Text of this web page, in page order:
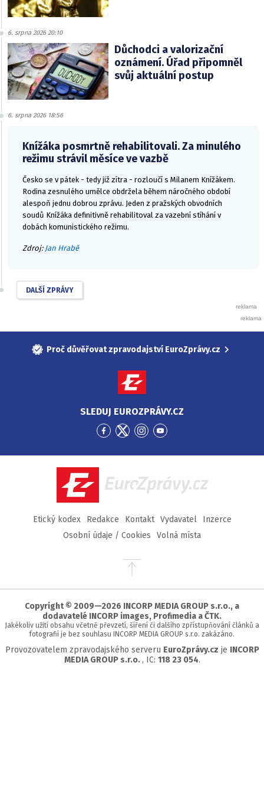
6. srpna 2026 20:10
Důchodci a valorizační
oznámení. Úřad připomněl
svůj aktuální postup
6. srpna 2026 18:56
Knížáka posmrtně rehabilitovali. Za minulého
režimu strávil měsíce ve vazbě
Česko se v pátek - tedy již zítra - rozloučí s Milanem Knížákem.
Rodina zesnulého umělce obdržela během náročného období
alespoň jednu dobrou zprávu. Jeden z pražských obvodních
soudů Knížáka definitivně rehabilitoval za vazební stíhání v
dobách komunistického režimu.
Zdroj: Jan Hrabě
DALŠÍ ZPRÁVY
Proč důvěřovat zpravodajství EuroZprávy.cz
SLEDUJ EUROZPRÁVY.CZ
Přejít
Facebook
Přejít
Twitter
Přejít
Instagram
Přejít
YouTube
EuroZprávy.cz
Etický kodex Redakce Kontakt Vydavatel
Inzerce
Osobní údaje / Cookies
Volná místa
Přejít
stránky
Copyright © 2009—2026 INCORP MEDIA GROUP s.r.o., a
dodavatelé INCORP images, Profimedia a ČTK.
Jakékoliv užití obsahu včetně převzetí, šíření či dalšího zpřístupňování článků a
fotografií je bez souhlasu INCORP MEDIA GROUP s.r.o. zakázáno.
Provozovatelem zpravodajského serveru EuroZprávy.cz je INCORP
MEDIA GROUP s.r.o. , IC: 118 23 054.